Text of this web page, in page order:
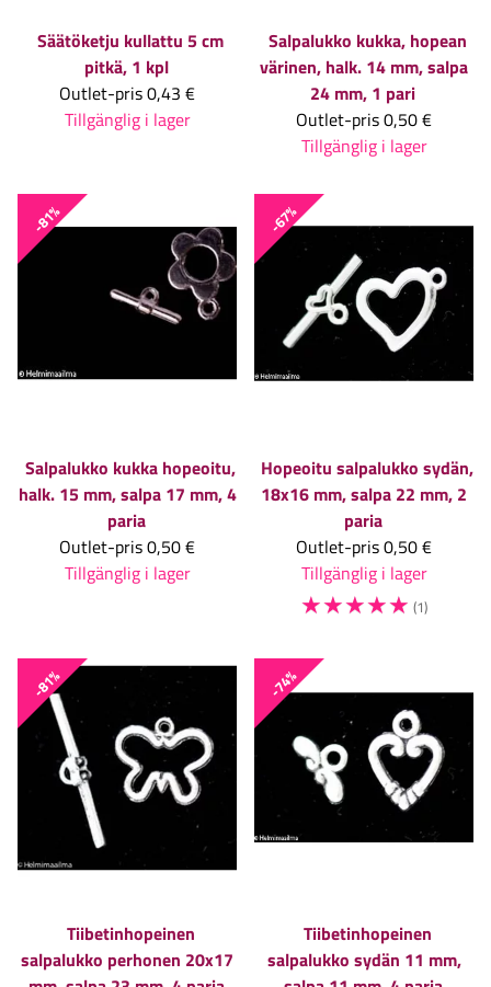
Säätöketju kullattu 5 cm
pitkä, 1 kpl
Outlet-pris0,43 €
Tillgänglig i lager
Salpalukko kukka, hopean
värinen, halk. 14 mm, salpa
24 mm, 1 pari
Outlet-pris0,50 €
Tillgänglig i lager
-81%
Salpalukko kukka hopeoitu,
halk. 15 mm, salpa 17 mm, 4
paria
Outlet-pris0,50 €
Tillgänglig i lager
-67%
Hopeoitu salpalukko sydän,
18x16 mm, salpa 22 mm, 2
paria
Outlet-pris0,50 €
Tillgänglig i lager
☆☆☆☆☆ (1)
-81%
Tiibetinhopeinen
salpalukko perhonen 20x17
-74%
Tiibetinhopeinen
salpalukko sydän 11 mm,